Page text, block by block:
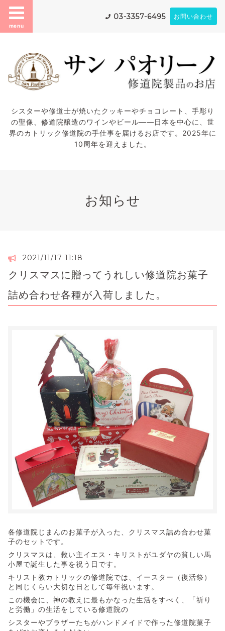
menu
03-3357-6495 お問い合わせ
シスターや修道士が焼いたクッキーやチョコレート、手彫り
の聖像、修道院醸造のワインやビール——日本を中心に、世
界のカトリック修道院の手仕事を届けるお店です。2025年に
10周年を迎えました。
お知らせ
2021/11/17 11:18
クリスマスに贈ってうれしい修道院お菓子
詰め合わせ各種が入荷しました。
各修道院じまんのお菓子が入った、クリスマス詰め合わせ菓
子のセットです。
クリスマスは、救い主イエス・キリストがユダヤの貧しい馬
小屋で誕生した事を祝う日です。
キリスト教カトリックの修道院では、イースター（復活祭）
と同じくらい大切な日として毎年祝います。
この機会に、神の教えに最もかなった生活をすべく、「祈り
と労働」の生活をしている修道院の
シスターやブラザーたちがハンドメイドで作った修道院菓子